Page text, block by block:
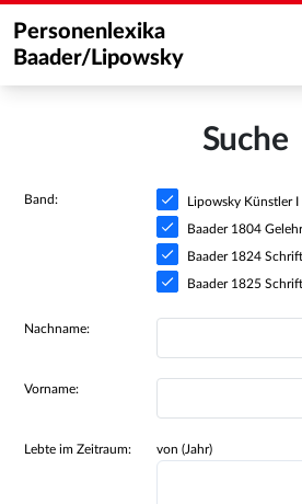
Personenlexika
Baader/Lipowsky
Suche
Band: Lipowsky Künstler I
Baader 1804
Baader 1824
Baader 1825
Nachname:
Vorname:
Lebte im Zeitraum: von (Jahr)